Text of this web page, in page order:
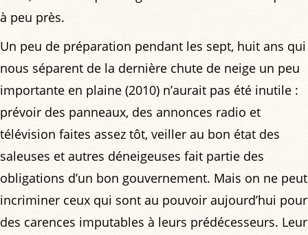
à peu près.
Un peu de préparation pendant les sept, huit ans qui
nous séparent de la dernière chute de neige un peu
importante en plaine (2010) n’aurait pas été inutile :
prévoir des panneaux, des annonces radio et
télévision faites assez tôt, veiller au bon état des
saleuses et autres déneigeuses fait partie des
obligations d’un bon gouvernement. Mais on ne peut
incriminer ceux qui sont au pouvoir aujourd’hui pour
des carences imputables à leurs prédécesseurs. Leur